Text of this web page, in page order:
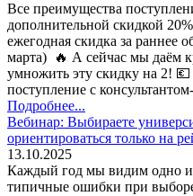
Все преимущества
дополнительной скидкой
ежегодная скидка за раннее
марта) 🔥 А сейчас мы даём
умножить эту скидку на 2!
поступление с
Подробнее...
Вебинар: Выбираете
ориентироваться только на
13.10.2025
Каждый год мы видим одно и
типичные ошибки при